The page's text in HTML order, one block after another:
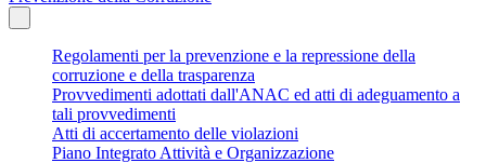
Regolamenti per la prevenzione e la repressione della
corruzione e della trasparenza
Provvedimenti adottati dall'ANAC ed atti di adeguamento a
tali provvedimenti
Atti di accertamento delle violazioni
Piano Integrato Attività e Organizzazione